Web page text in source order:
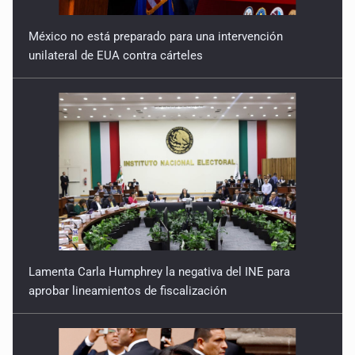
9 de Julio de 2026
Lo que quedó del mundial
8 de Julio de 2026
Hombre es investigado por ser autor intelectual del
feminicidio de su madre
7 de Julio de 2026
A ver cuántos quedan
México no está preparado para una intervención
unilateral de EUA contra cárteles
Lamenta Carla Humphrey la negativa del INE para
aprobar lineamientos de fiscalización